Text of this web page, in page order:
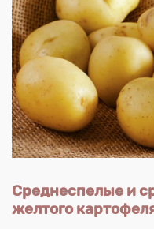
Среднеспелые и
желтого